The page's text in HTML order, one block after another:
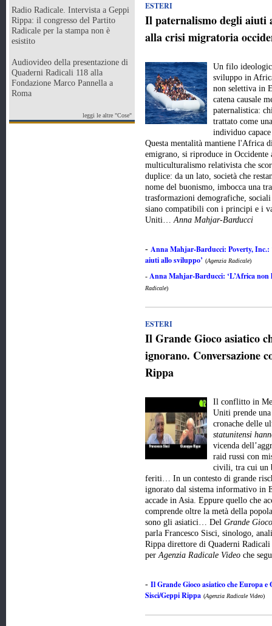
Radio Radicale. Intervista a Geppi
Rippa: il congresso del Partito
Radicale per la stampa non è
esistito
Audiovideo della presentazione di
Quaderni Radicali 118 alla
Fondazione Marco Pannella a
Roma
leggi le altre "Cose"
ESTERI
Il paternalismo degli aiuti
alla crisi migratoria
Un filo
sviluppo in
non selettiva in
catena causale
paternalistica:
trattato come
individuo
Questa mentalità mantiene l'Africa
emigrano, si riproduce in Occidente
multiculturalismo relativista che
duplice: da un lato, società che
nome del buonismo, imbocca una
trasformazioni demografiche,
siano compatibili con i principi e i
Uniti…Anna Mahjar-Barducci
- Anna Mahjar-Barducci: Poverty, Inc.:
aiuti allo sviluppo’ (Agenzia Radicale)
- Anna Mahjar-Barducci: ‘L’Africa
Radicale)
ESTERI
Il Grande Gioco asiatico
ignorano. Conversazione
Rippa
Il conflitto in
Uniti prende
cronache delle
statunitensi
vicenda
raid russi con
civili, tra cui un
feriti… In un contesto di grande
ignorato dal sistema informativo in
accade in Asia. Eppure quello che
comprende oltre la metà della
sono gli asiatici… Del Grande
parla Francesco Sisci, sinologo,
Rippa direttore di Quaderni Radicali
perAgenzia Radicale Video che
- Il Grande Gioco asiatico che Europa e
Sisci/Geppi Rippa (Agenzia Radicale Video)